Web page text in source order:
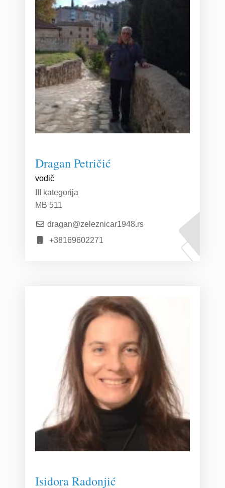
Dragan Petričić
vodič
III kategorija
MB 511
dragan@zeleznicar1948.rs
+38169602271
Isidora Radonjić